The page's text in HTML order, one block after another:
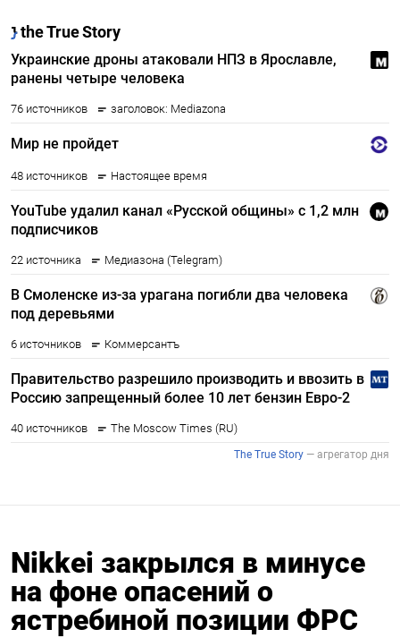
Nikkei закрылся в минусе
на фоне опасений о
ястребиной позиции ФРС